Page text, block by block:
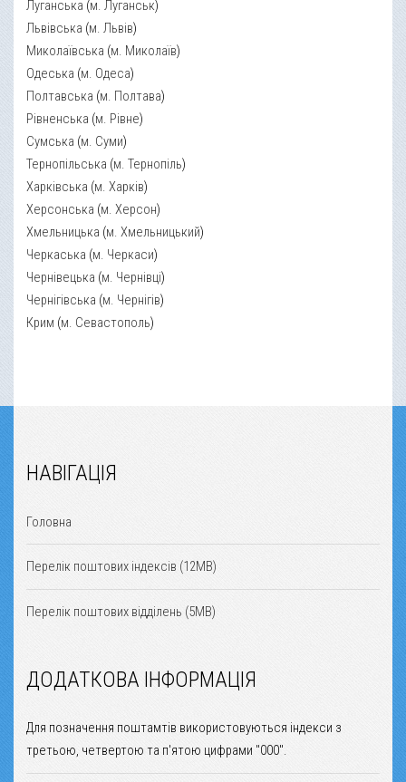
Луганська (м. Луганськ)
Львівська (м. Львів)
Миколаївська (м. Миколаїв)
Одеська (м. Одеса)
Полтавська (м. Полтава)
Рівненська (м. Рівне)
Сумська (м. Суми)
Тернопільська (м. Тернопіль)
Харківська (м. Харків)
Херсонська (м. Херсон)
Хмельницька (м. Хмельницький)
Черкаська (м. Черкаси)
Чернівецька (м. Чернівці)
Чернігівська (м. Чернігів)
Крим (м. Севастополь)
НАВІГАЦІЯ
Головна
Перелік поштових індексів (12MB)
Перелік поштових відділень (5MB)
ДОДАТКОВА ІНФОРМАЦІЯ
Для позначення поштамтів використовуються індекси з
третьою, четвертою та п'ятою цифрами "000".